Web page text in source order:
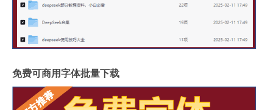
免费可商用字体批量下载